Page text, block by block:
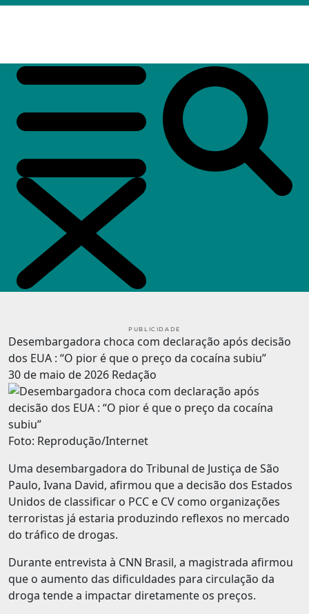
PUBLICIDADE
Desembargadora choca com declaração após decisão
dos EUA : “O pior é que o preço da cocaína subiu”
30 de maio de 2026 Redação
Foto: Reprodução/Internet
Uma desembargadora do Tribunal de Justiça de São
Paulo, Ivana David, afirmou que a decisão dos Estados
Unidos de classificar o PCC e CV como organizações
terroristas já estaria produzindo reflexos no mercado
do tráfico de drogas.
Durante entrevista à CNN Brasil, a magistrada afirmou
que o aumento das dificuldades para circulação da
droga tende a impactar diretamente os preços.